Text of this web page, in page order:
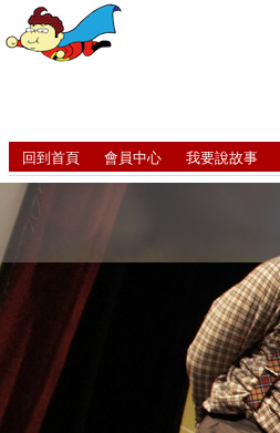
回到首頁 會員中心 我要說故事